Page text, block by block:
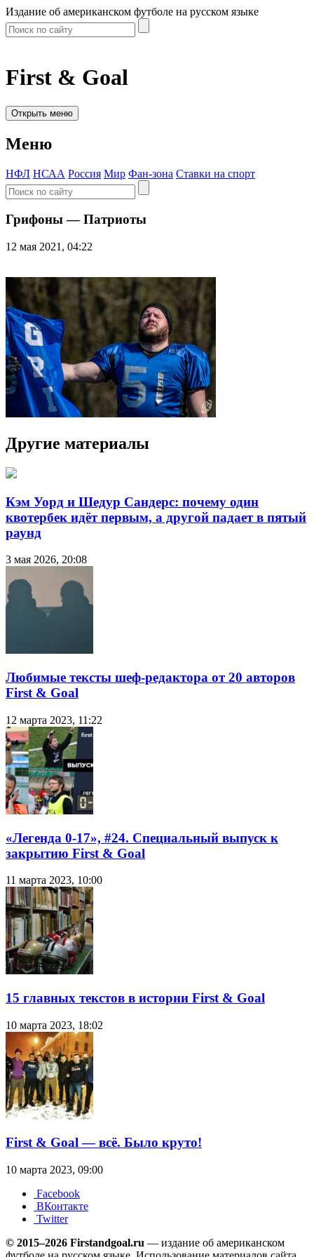
Издание об американском футболе на русском языке
First & Goal
Открыть меню
Меню
НФЛ НСАА Россия Мир Фан-зона Ставки на спорт
Грифоны — Патриоты
12 мая 2021, 04:22
Другие материалы
Кэм Уорд и Шедур Сандерс: почему один
квотербек идёт первым, а другой падает в пятый
раунд
3 мая 2026, 20:08
Любимые тексты шеф-редактора от 20 авторов
First & Goal
12 марта 2023, 11:22
«Легенда 0-17», #24. Специальный выпуск к
закрытию First & Goal
11 марта 2023, 10:00
15 главных текстов в истории First & Goal
10 марта 2023, 18:02
First & Goal — всё. Было круто!
10 марта 2023, 09:00
Facebook
ВКонтакте
Twitter
© 2015–2026 Firstandgoal.ru — издание об американском